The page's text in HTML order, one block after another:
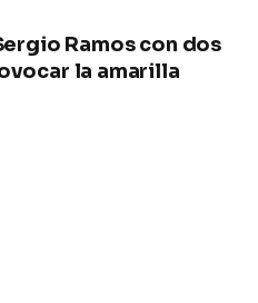
Ramos con dos
la amarilla